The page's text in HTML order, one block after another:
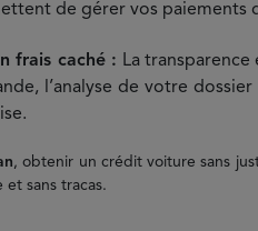
de gérer vos paiements
frais caché : La
l’analyse de votre
, obtenir un crédit voiture sans
et sans tracas.